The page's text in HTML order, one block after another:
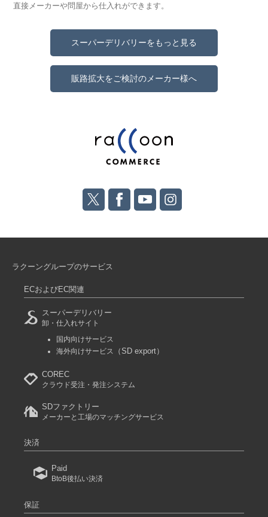
直接メーカーや問屋から仕入れができます。
スーパーデリバリーをもっと見る
販路拡大をご検討のメーカー様へ
ラクーングループのサービス
ECおよびEC関連
スーパーデリバリー
卸・仕入れサイト
国内向けサービス
海外向けサービス
（SD export）
COREC
クラウド受注・発注システム
SDファクトリー
メーカーと工場のマッチングサービス
決済
Paid
BtoB後払い決済
保証